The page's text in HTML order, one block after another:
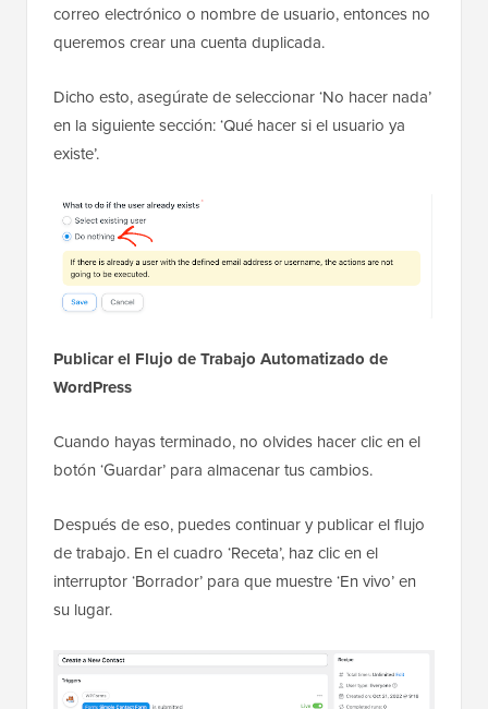
correo electrónico o nombre de usuario, entonces no
queremos crear una cuenta duplicada.
Dicho esto, asegúrate de seleccionar ‘No hacer nada’
en la siguiente sección: ‘Qué hacer si el usuario ya
existe’.
Publicar el Flujo de Trabajo Automatizado de
WordPress
Cuando hayas terminado, no olvides hacer clic en el
botón ‘Guardar’ para almacenar tus cambios.
Después de eso, puedes continuar y publicar el flujo
de trabajo. En el cuadro ‘Receta’, haz clic en el
interruptor ‘Borrador’ para que muestre ‘En vivo’ en
su lugar.